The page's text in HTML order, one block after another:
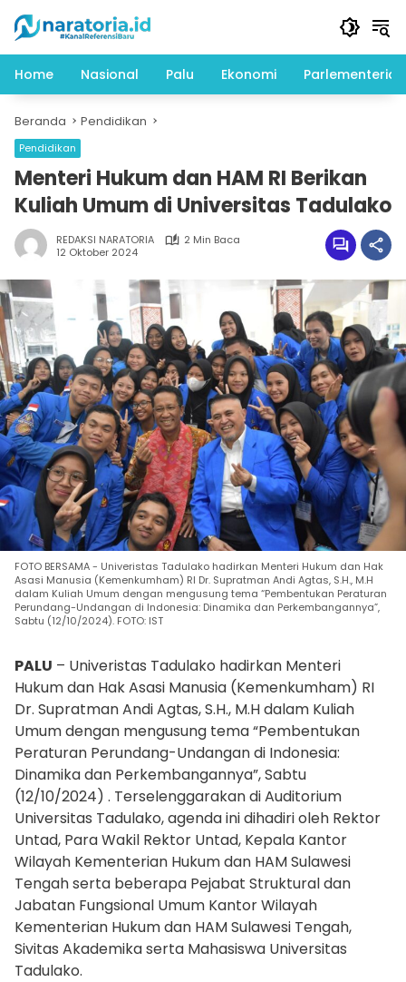
konten
Home
Nasional Palu Ekonomi Parlementeria
Beranda Pendidikan
Pendidikan
Menteri Hukum dan HAM RI Berikan
Kuliah Umum di Universitas Tadulako
REDAKSI NARATORIA
2 Min Baca
12 Oktober 2024
FOTO BERSAMA - Univeristas Tadulako hadirkan Menteri Hukum dan Hak
Asasi Manusia (Kemenkumham) RI Dr. Supratman Andi Agtas, S.H., M.H
dalam Kuliah Umum dengan mengusung tema “Pembentukan Peraturan
Perundang-Undangan di Indonesia: Dinamika dan Perkembangannya”,
Sabtu (12/10/2024). FOTO: IST
PALU – Univeristas Tadulako hadirkan Menteri
Hukum dan Hak Asasi Manusia (Kemenkumham) RI
Dr. Supratman Andi Agtas, S.H., M.H dalam Kuliah
Umum dengan mengusung tema “Pembentukan
Peraturan Perundang-Undangan di Indonesia:
Dinamika dan Perkembangannya”, Sabtu
(12/10/2024) . Terselenggarakan di Auditorium
Universitas Tadulako, agenda ini dihadiri oleh Rektor
Untad, Para Wakil Rektor Untad, Kepala Kantor
Wilayah Kementerian Hukum dan HAM Sulawesi
Tengah serta beberapa Pejabat Struktural dan
Jabatan Fungsional Umum Kantor Wilayah
Kementerian Hukum dan HAM Sulawesi Tengah,
Sivitas Akademika serta Mahasiswa Universitas
Tadulako.